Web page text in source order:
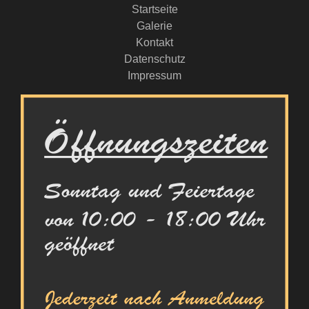
Startseite
Galerie
Kontakt
Datenschutz
Impressum